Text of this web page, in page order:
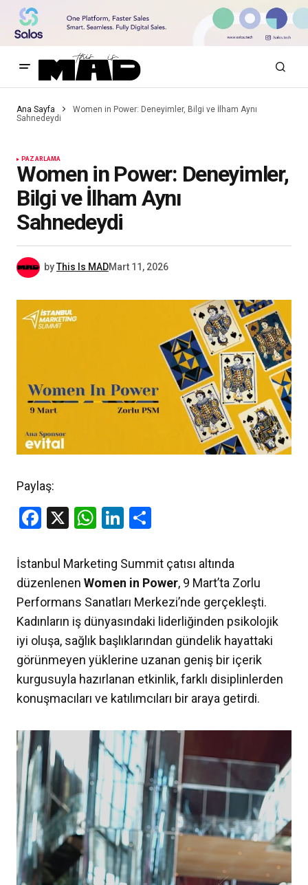
Ana Sayfa
Women in Power: Deneyimler, Bilgi ve İlham Aynı
Sahnedeydi
PAZARLAMA
Women in Power: Deneyimler,
Bilgi ve İlham Aynı
Sahnedeydi
byThis Is MADMart 11, 2026
Paylaş:
Facebook
X WhatsApp
LinkedIn
İstanbul Marketing Summit çatısı altında
düzenlenen Women in Power, 9 Mart’ta Zorlu
Performans Sanatları Merkezi’nde gerçekleşti.
Kadınların iş dünyasındaki liderliğinden psikolojik
iyi oluşa, sağlık başlıklarından gündelik hayattaki
görünmeyen yüklerine uzanan geniş bir içerik
kurgusuyla hazırlanan etkinlik, farklı disiplinlerden
konuşmacıları ve katılımcıları bir araya getirdi.